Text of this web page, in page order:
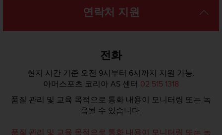
연락처 지원
전화
현지 시간 기준 오전 9시부터 6시까지 지원 가능:
아머스포츠 코리아 AS 센터 02 515 1318
품질 관리 및 교육 목적으로 통화 내용이 모니터링 또는 녹
음될 수 있습니다.
품질 관리 및 교육 목적으로 통화 내용이 모니터링 또는 녹